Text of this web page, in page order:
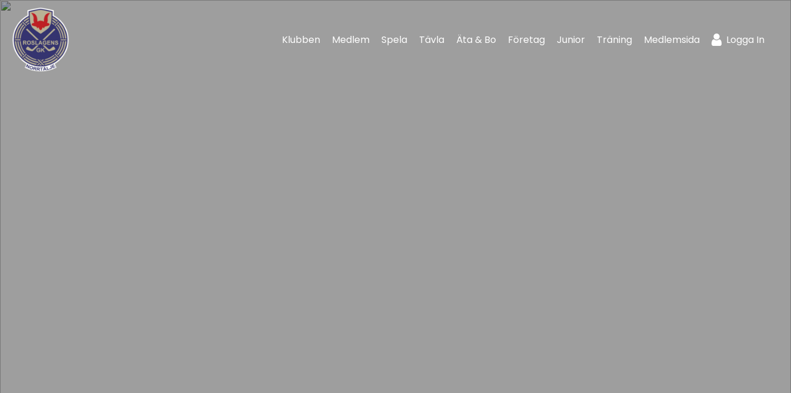
Klubben Medlem Spela Tävla Äta & Bo Företag Junior Träning Medlemsida Logga In